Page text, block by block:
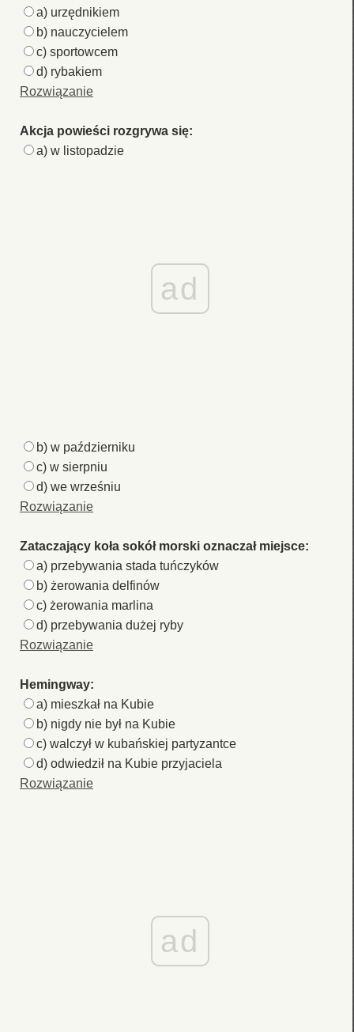
a) urzędnikiem
b) nauczycielem
c) sportowcem
d) rybakiem
Rozwiązanie
Akcja powieści rozgrywa się:
a) w listopadzie
ad
b) w październiku
c) w sierpniu
d) we wrześniu
Rozwiązanie
Zataczający koła sokół morski oznaczał miejsce:
a) przebywania stada tuńczyków
b) żerowania delfinów
c) żerowania marlina
d) przebywania dużej ryby
Rozwiązanie
Hemingway:
a) mieszkał na Kubie
b) nigdy nie był na Kubie
c) walczył w kubańskiej partyzantce
d) odwiedził na Kubie przyjaciela
Rozwiązanie
ad